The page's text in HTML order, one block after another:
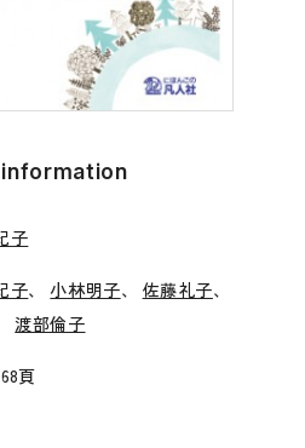
子
子、 小林明子、 佐藤礼子、
渡部倫子
頁